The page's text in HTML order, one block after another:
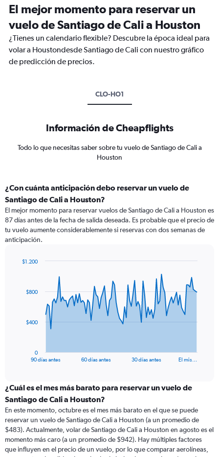
El mejor momento para reservar un
vuelo de Santiago de Cali a Houston
¿Tienes un calendario flexible? Descubre la época ideal para
volar a Houstondesde Santiago de Cali con nuestro gráfico
de predicción de precios.
CLO-HO1
Información de Cheapflights
Todo lo que necesitas saber sobre tu vuelo de Santiago de Cali a
Houston
¿Con cuánta anticipación debo reservar un vuelo de
Santiago de Cali a Houston?
El mejor momento para reservar vuelos de Santiago de Cali a Houston es
87 días antes de la fecha de salida deseada. Es probable que el precio de
tu vuelo aumente considerablemente si reservas con dos semanas de
anticipación.
data
The
categories.
Range:
categories.
The
chart
has
1
90 días antes 60 días antes 30 días antes El mis…
0
$400
$800
$1.200
¿Cuál es el mes más barato para reservar un vuelo de
Santiago de Cali a Houston?
En este momento, octubre es el mes más barato en el que se puede
reservar un vuelo de Santiago de Cali a Houston (a un promedio de
$483). Actualmente, volar de Santiago de Cali a Houston en agosto es el
momento más caro (a un promedio de $942). Hay múltiples factores
que influyen en el precio de un vuelo, por lo que comparar aerolíneas,